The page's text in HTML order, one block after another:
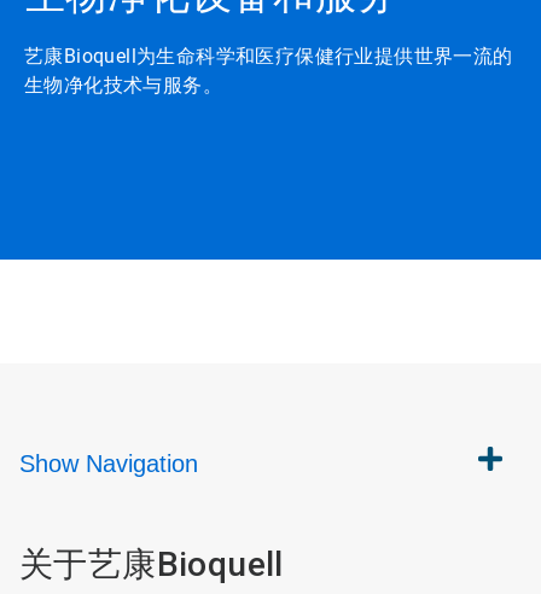
艺康Bioquell为生命科学和医疗保健行业提供世界一流的
生物净化技术与服务。
Show Navigation
关于艺康Bioquell